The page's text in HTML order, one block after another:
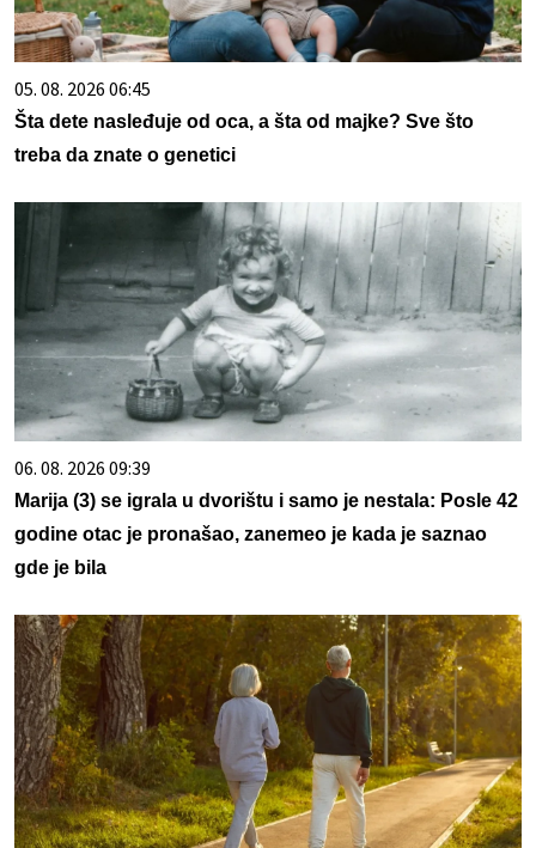
05. 08. 2026 06:45
Šta dete nasleđuje od oca, a šta od majke? Sve što
treba da znate o genetici
06. 08. 2026 09:39
Marija (3) se igrala u dvorištu i samo je nestala: Posle 42
godine otac je pronašao, zanemeo je kada je saznao
gde je bila